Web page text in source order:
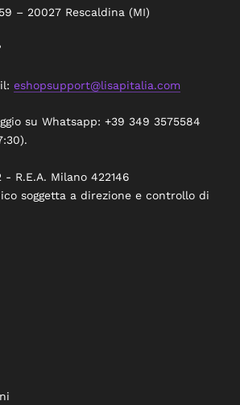
– 20027 Rescaldina (MI)
eshopsupport@lisapitalia.com
su Whatsapp: +39 349 3575584
- R.E.A. Milano 422146
soggetta a direzione e controllo di